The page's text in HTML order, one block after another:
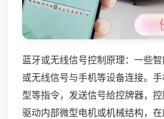
蓝牙或无线信号控制原理：一些
或无线信号与手机等设备连接。
型等指令，发送信号给控牌器，
驱动内部微型电机或机械结构，